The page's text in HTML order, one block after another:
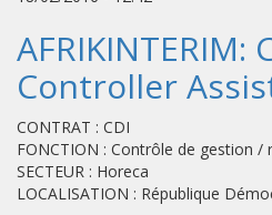
AFRIKINTERIM:
Controller
CONTRAT : CDI
FONCTION : Contrôle de gestion /
SECTEUR : Horeca
LOCALISATION : République